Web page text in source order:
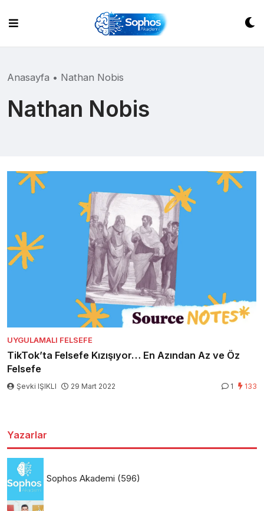
content
Anasayfa • Nathan Nobis
Nathan Nobis
UYGULAMALI FELSEFE
TikTok’ta Felsefe Kızışıyor… En Azından Az ve Öz
Felsefe
Şevki IŞIKLI 29 Mart 2022 1 133
Yazarlar
Sophos Akademi (596)